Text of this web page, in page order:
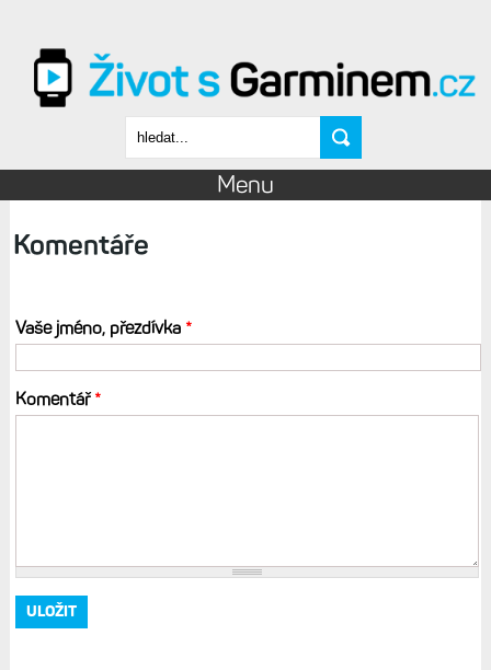
Vyhledávání
Menu
Komentáře
Vaše jméno, přezdívka *
Komentář*